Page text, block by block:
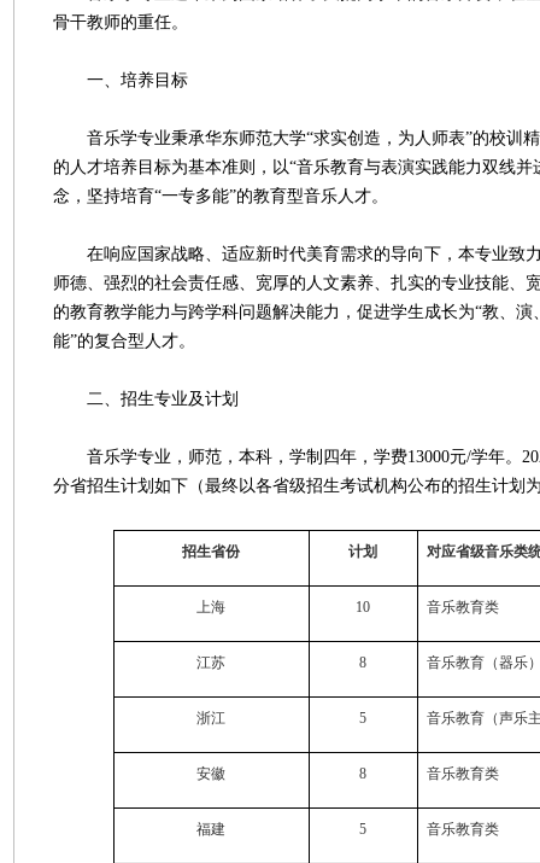
骨干教师的重任。
一、培养目标
音乐学专业秉承华东师范大学“求实创造，为人师表”的校训
的人才培养目标为基本准则，以“音乐教育与表演实践能力双线并
念，坚持培育“一专多能”的教育型音乐人才。
在响应国家战略、适应新时代美育需求的导向下，本专业致
师德、强烈的社会责任感、宽厚的人文素养、扎实的专业技能、
的教育教学能力与跨学科问题解决能力，促进学生成长为“教、演
能”的复合型人才。
二、招生专业及计划
音乐学专业，师范，本科，学制四年，学费13000元/学年。
分省招生计划如下（最终以各省级招生考试机构公布的招生计划
招生省份 计划 对应省级音乐类
上海 10 音乐教育类
江苏 8 音乐教育（器乐
浙江 5 音乐教育（声乐
安徽 8 音乐教育类
福建 5 音乐教育类